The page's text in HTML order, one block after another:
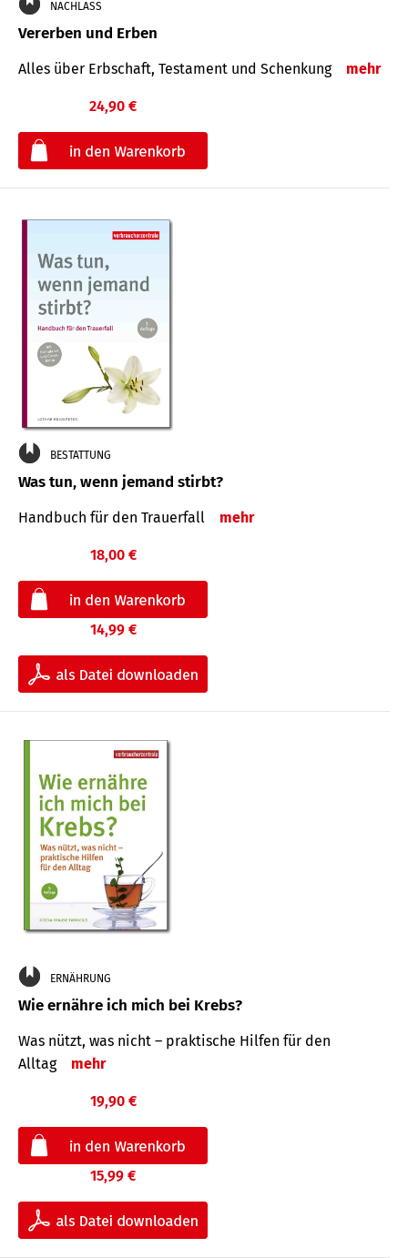
NACHLASS
Vererben und Erben
Alles über Erbschaft, Testament und Schenkung mehr
24,90 €
BESTATTUNG
Was tun, wenn jemand stirbt?
Handbuch für den Trauerfall mehr
18,00 €
14,99 €
ERNÄHRUNG
Wie ernähre ich mich bei Krebs?
Was nützt, was nicht – praktische Hilfen für den
Alltag
mehr
19,90 €
15,99 €